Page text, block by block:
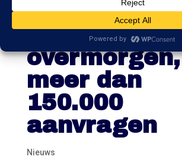
Noodfonds
energie sluit
overmorgen,
meer dan
150.000
aanvragen
Nieuws